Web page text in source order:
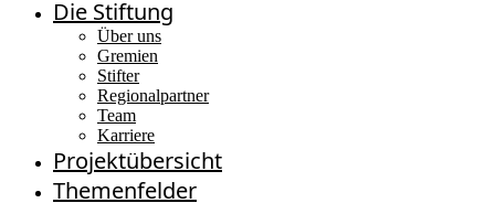
Die Stiftung
Über uns
Gremien
Stifter
Regionalpartner
Team
Karriere
Projektübersicht
Themenfelder